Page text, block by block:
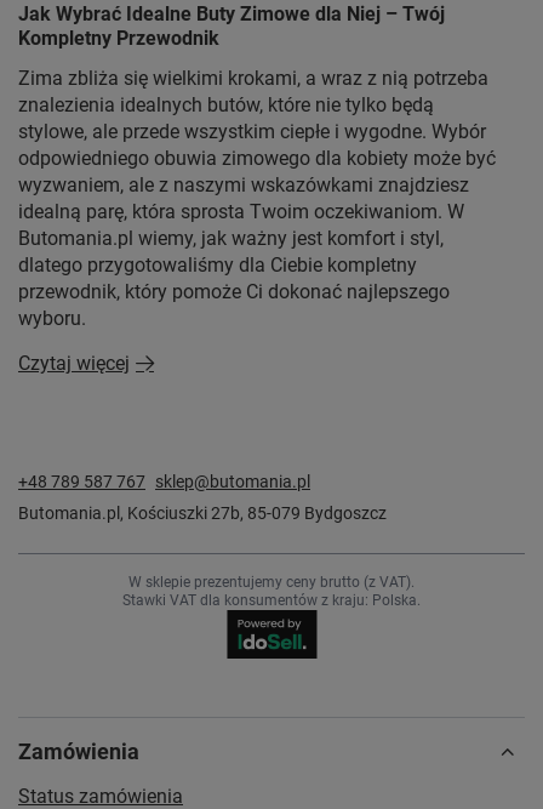
Jak Wybrać Idealne Buty Zimowe dla Niej – Twój
Kompletny Przewodnik
Zima zbliża się wielkimi krokami, a wraz z nią potrzeba
znalezienia idealnych butów, które nie tylko będą
stylowe, ale przede wszystkim ciepłe i wygodne. Wybór
odpowiedniego obuwia zimowego dla kobiety może być
wyzwaniem, ale z naszymi wskazówkami znajdziesz
idealną parę, która sprosta Twoim oczekiwaniom. W
Butomania.pl wiemy, jak ważny jest komfort i styl,
dlatego przygotowaliśmy dla Ciebie kompletny
przewodnik, który pomoże Ci dokonać najlepszego
wyboru.
Czytaj więcej
+48 789 587 767 sklep@butomania.pl
Butomania.pl , Kościuszki 27b, 85-079 Bydgoszcz
W sklepie prezentujemy ceny brutto (z VAT).
Stawki VAT dla konsumentów z kraju: Polska.
Zamówienia
Status zamówienia